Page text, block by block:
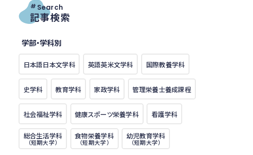
# Search
記事検索
学部・学科別
日本語日本文学科 英語英米文学科 国際教養学科
史学科 教育学科 家政学科 管理栄養士養成課程
社会福祉学科 健康スポーツ栄養学科 看護学科
総合生活学科
（短期大学）
食物栄養学科
（短期大学）
幼児教育学科
（短期大学）